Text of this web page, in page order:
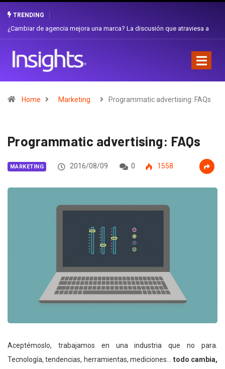
TRENDING
Gabriela Herrera y el arte de cambiarse el sombrero en Corporación
Home Marketing Programmatic advertising: FAQs
Programmatic advertising: FAQs
MARKETING 2016/08/09 0 1558
Aceptémoslo, trabajamos en una industria que no para.
Tecnología, tendencias, herramientas, mediciones… todo cambia,